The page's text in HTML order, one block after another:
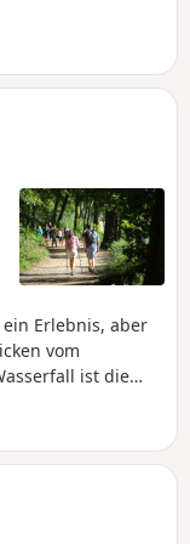
Erlebnis, aber
vom
ist die
traumhafte
Schwäbische
Er entführt uns
der Natur
hinauf